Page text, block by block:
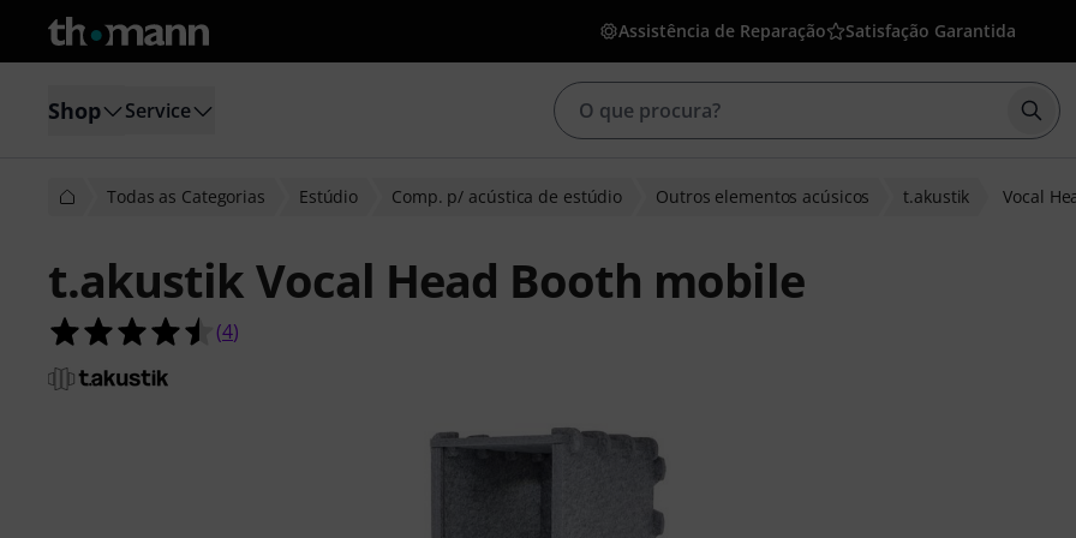
Assistência de Reparação Satisfação Garantida
Shop Service
Todas as Categorias Estúdio Comp. p/ acústica de estúdio Outros elementos acúsicos t.akustik Vocal
t.akustik Vocal Head Booth mobile
4.5 de 5 estrelas de 4 avaliações de clientes
(4)